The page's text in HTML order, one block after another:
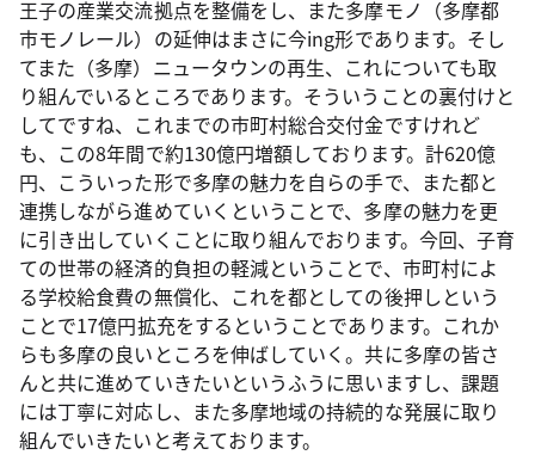
王子の産業交流拠点を整備をし、また多摩モノ（多摩都
市モノレール）の延伸はまさに今ing形であります。そし
てまた（多摩）ニュータウンの再生、これについても取
り組んでいるところであります。そういうことの裏付けと
してですね、これまでの市町村総合交付金ですけれど
も、この8年間で約130億円増額しております。計620億
円、こういった形で多摩の魅力を自らの手で、また都と
連携しながら進めていくということで、多摩の魅力を更
に引き出していくことに取り組んでおります。今回、子育
ての世帯の経済的負担の軽減ということで、市町村によ
る学校給食費の無償化、これを都としての後押しという
ことで17億円拡充をするということであります。これか
らも多摩の良いところを伸ばしていく。共に多摩の皆さ
んと共に進めていきたいというふうに思いますし、課題
には丁寧に対応し、また多摩地域の持続的な発展に取り
組んでいきたいと考えております。